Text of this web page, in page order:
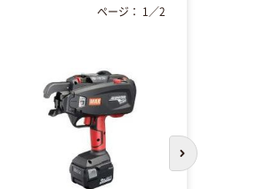
ページ： 1 ／2
次のスライド